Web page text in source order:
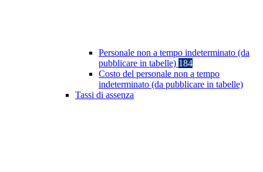
Personale non a tempo indeterminato (da
pubblicare in tabelle) 184
Costo del personale non a tempo
indeterminato (da pubblicare in tabelle)
Tassi di assenza